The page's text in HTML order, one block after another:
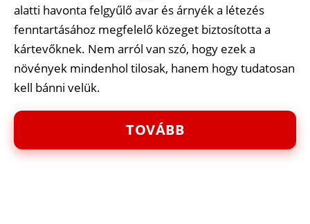
alatti havonta felgyűlő avar és árnyék a létezés
fenntartásához megfelelő közeget biztosította a
kártevőknek. Nem arról van szó, hogy ezek a
növények mindenhol tilosak, hanem hogy tudatosan
kell bánni velük.
TOVÁBB